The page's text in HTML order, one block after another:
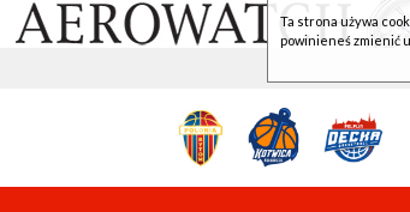
Ta strona używa
powinieneś zmienić